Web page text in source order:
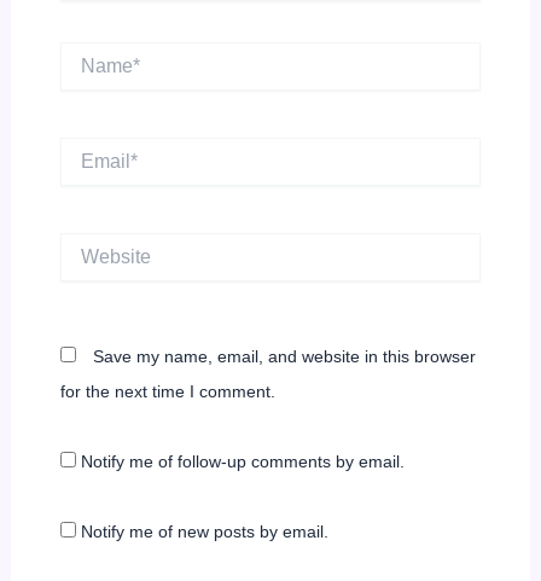
Save my name, email, and website in this browser
for the next time I comment.
Notify me of follow-up comments by email.
Notify me of new posts by email.